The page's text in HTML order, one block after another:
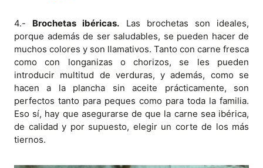
4.- Brochetas ibéricas. Las brochetas son ideales,
porque además de ser saludables, se pueden hacer de
muchos colores y son llamativos. Tanto con carne fresca
como con longanizas o chorizos, se les pueden
introducir multitud de verduras, y además, como se
hacen a la plancha sin aceite prácticamente, son
perfectos tanto para peques como para toda la familia.
Eso sí, hay que asegurarse de que la carne sea ibérica,
de calidad y por supuesto, elegir un corte de los más
tiernos.